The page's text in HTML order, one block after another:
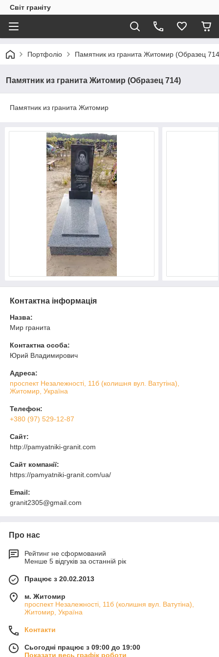
Світ граніту
Портфоліо Памятник из гранита Житомир (Образец
Памятник из гранита Житомир (Образец 714)
Памятник из гранита Житомир
Контактна інформація
Назва:
Мир гранита
Контактна особа:
Юрий Владимирович
Адреса:
проспект Незалежності, 11б (колишня вул. Ватутіна),
Житомир, Україна
Телефон:
+380 (97) 529-12-87
Сайт:
http://pamyatniki-granit.com
Сайт компанії:
https://pamyatniki-granit.com/ua/
Email:
granit2305@gmail.com
Про нас
Рейтинг не сформований
Менше 5 відгуків за останній рік
Працює з 20.02.2013
м. Житомир
проспект Незалежності, 11б (колишня вул. Ватутіна),
Житомир, Україна
Контакти
Сьогодні працює з 09:00 до 19:00
Показати весь графік роботи